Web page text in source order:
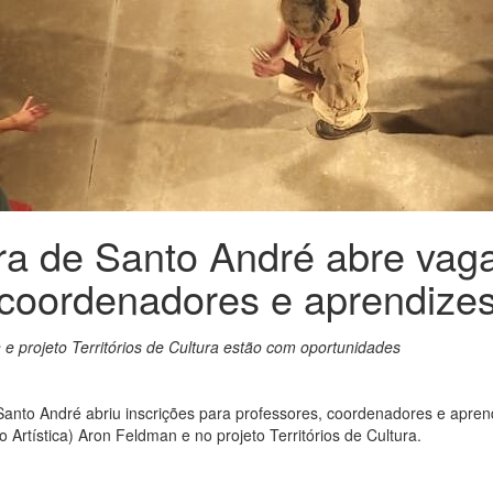
de Santo André abre
e
projeto Territórios de Cultura estão com oportunidades
André abriu inscrições para professores, coordenadores e
Artística) Aron Feldman e no projeto Territórios de Cultura.